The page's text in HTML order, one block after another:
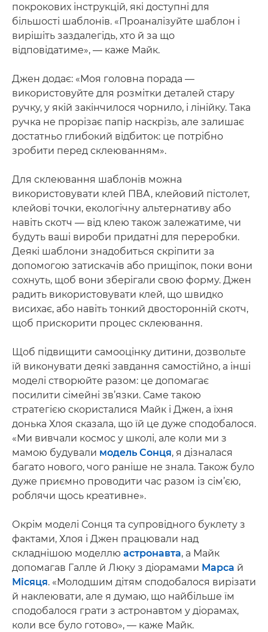
покрокових інструкцій, які доступні для
більшості шаблонів. «Проаналізуйте шаблон і
вирішіть заздалегідь, хто й за що
відповідатиме», — каже Майк.
Джен додає: «Моя головна порада —
використовуйте для розмітки деталей стару
ручку, у якій закінчилося чорнило, і лінійку. Така
ручка не прорізає папір наскрізь, але залишає
достатньо глибокий відбиток: це потрібно
зробити перед склеюванням».
Для склеювання шаблонів можна
використовувати клей ПВА, клейовий пістолет,
клейові точки, екологічну альтернативу або
навіть скотч — від клею також залежатиме, чи
будуть ваші вироби придатні для переробки.
Деякі шаблони знадобиться скріпити за
допомогою затискачів або прищіпок, поки вони
сохнуть, щоб вони зберігали свою форму. Джен
радить використовувати клей, що швидко
висихає, або навіть тонкий двосторонній скотч,
щоб прискорити процес склеювання.
Щоб підвищити самооцінку дитини, дозвольте
їй виконувати деякі завдання самостійно, а інші
моделі створюйте разом: це допомагає
посилити сімейні зв’язки. Саме такою
стратегією скористалися Майк і Джен, а їхня
донька Хлоя сказала, що їй це дуже сподобалося.
«Ми вивчали космос у школі, але коли ми з
мамою будували модель Сонця, я дізналася
багато нового, чого раніше не знала. Також було
дуже приємно проводити час разом із сім’єю,
роблячи щось креативне».
Окрім моделі Сонця та супровідного буклету з
фактами, Хлоя і Джен працювали над
складнішою моделлю астронавта, а Майк
допомагав Галле й Люку з діорамами Марса й
Місяця. «Молодшим дітям сподобалося вирізати
й наклеювати, але я думаю, що найбільше їм
сподобалося грати з астронавтом у діорамах,
коли все було готово», — каже Майк.